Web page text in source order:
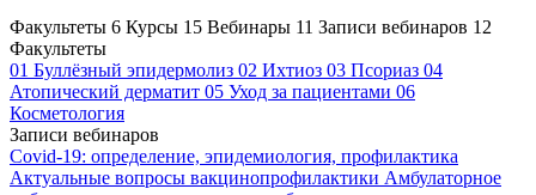
Факультеты 6 Курсы 15 Вебинары 11 Записи вебинаров 12
Факультеты
01 Буллёзный эпидермолиз 02 Ихтиоз 03 Псориаз 04
Атопический дерматит 05 Уход за пациентами 06
Косметология
Записи вебинаров
Covid-19: определение, эпидемиология, профилактика
Актуальные вопросы вакцинопрофилактики Амбулаторное